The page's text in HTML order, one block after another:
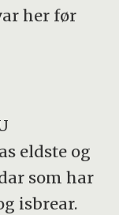
her før
eldste og
som har
isbrear.